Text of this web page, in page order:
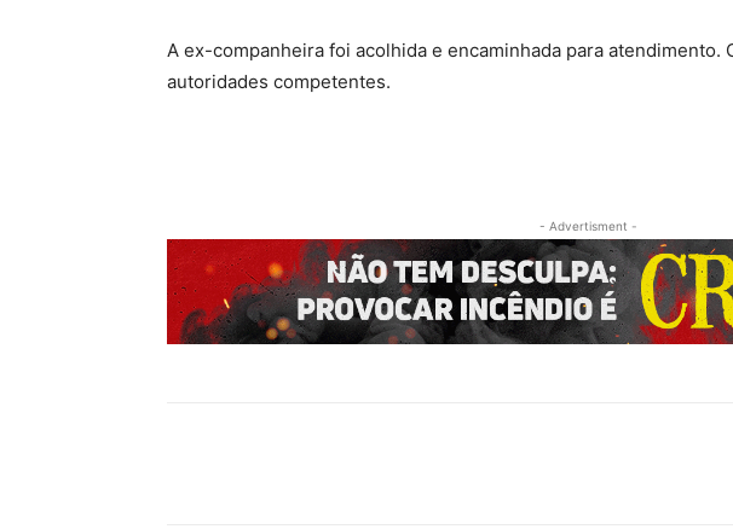
A ex-companheira foi acolhida e encaminhada para atendimento.
autoridades competentes.
- Advertisment -